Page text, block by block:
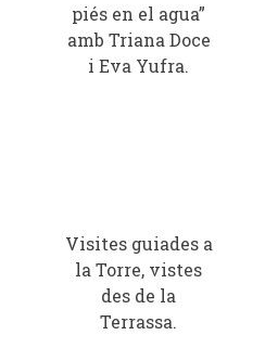
piés en el agua”
amb Triana Doce
i Eva Yufra.
Visites guiades a
la Torre, vistes
des de la
Terrassa.